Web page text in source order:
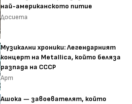
най-американското питие
Досиета
Музикални хроники: Легендарният
концерт на Metallica, който беляза
разпада на СССР
Арт
Ашока — завоевателят, който